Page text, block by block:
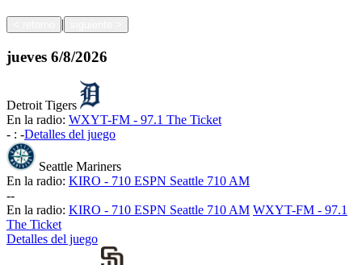
|
jueves 6/8/2026
Detroit Tigers
En la radio: WXYT-FM - 97.1 The Ticket
- : -Detalles del juego
Seattle Mariners
En la radio: KIRO - 710 ESPN Seattle 710 AM
--
En la radio: KIRO - 710 ESPN Seattle 710 AM WXYT-FM - 97.1
The Ticket
Detalles del juego